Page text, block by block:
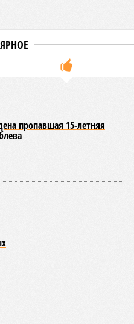
пропавшая 15-летняя